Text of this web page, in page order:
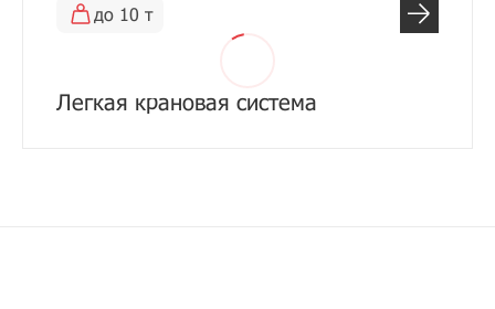
до 10 т
Легкая крановая система